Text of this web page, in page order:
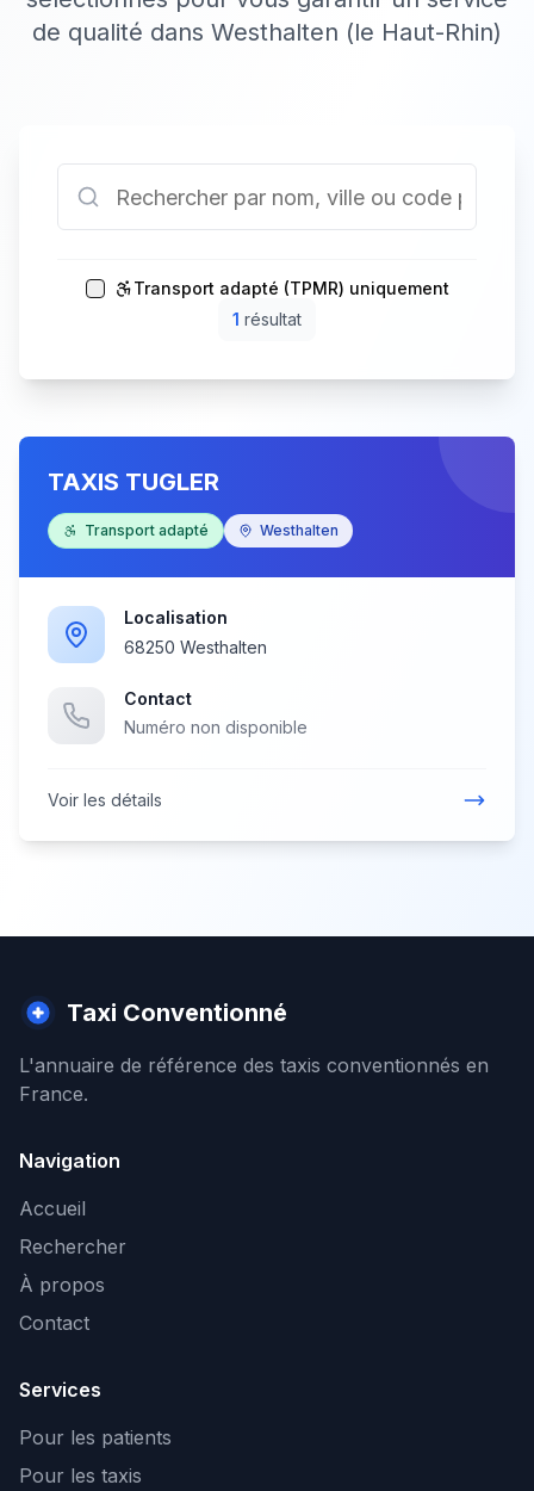
de qualité dans Westhalten (le Haut-Rhin)
Transport adapté (TPMR) uniquement
1 résultat
TAXIS TUGLER
Transport adapté Westhalten
Localisation
68250 Westhalten
Contact
Numéro non disponible
Voir les détails
Taxi Conventionné
L'annuaire de référence des taxis conventionnés en
France.
Navigation
Accueil
Rechercher
À propos
Contact
Services
Pour les patients
Pour les taxis